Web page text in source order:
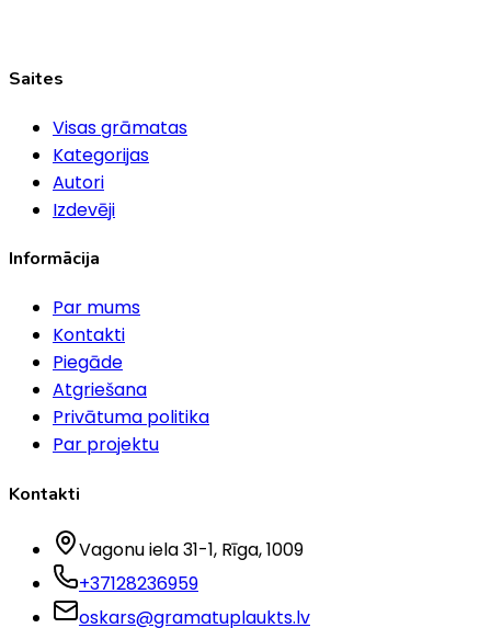
Saites
Visas grāmatas
Kategorijas
Autori
Izdevēji
Informācija
Par mums
Kontakti
Piegāde
Atgriešana
Privātuma politika
Par projektu
Kontakti
Vagonu iela 31-1, Rīga, 1009
+37128236959
oskars@gramatuplaukts.lv